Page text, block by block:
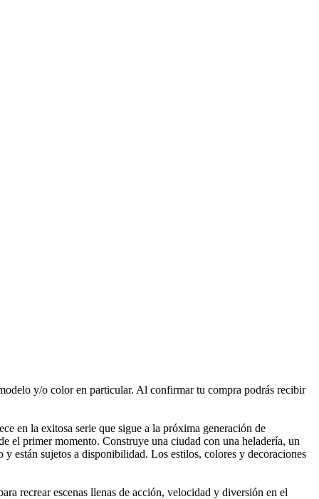
y/o color en particular. Al confirmar tu compra podrás recibir
en la exitosa serie que sigue a la próxima generación de
el primer momento. Construye una ciudad con una heladería, un
están sujetos a disponibilidad. Los estilos, colores y decoraciones
recrear escenas llenas de acción, velocidad y diversión en el